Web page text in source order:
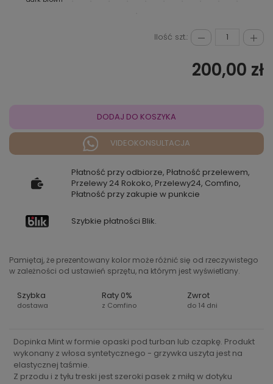
Ilość szt.:
200,00 zł
DODAJ DO KOSZYKA
VIDEOKONSULTACJA
Płatność przy odbiorze, Płatność przelewem,
Przelewy 24 Rokoko, Przelewy24, Comfino,
Płatność przy zakupie w punkcie
Szybkie płatności Blik.
Pamiętaj, że prezentowany kolor może różnić się od rzeczywistego
w zależności od ustawień sprzętu, na którym jest wyświetlany.
Szybka
dostawa
Raty 0%
z Comfino
Zwrot
do 14 dni
Dopinka Mint w formie opaski pod turban lub czapkę. Produkt
wykonany z włosa syntetycznego - grzywka uszyta jest na
elastycznej taśmie.
Z przodu i z tyłu treski jest szeroki pasek z miłą w dotyku